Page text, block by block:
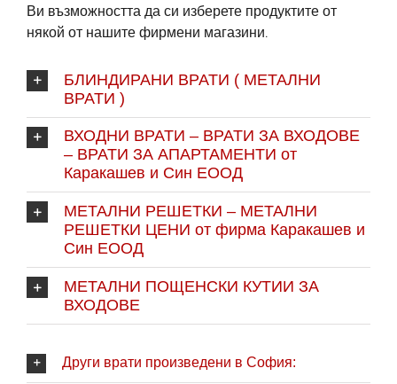
Ви възможността да си изберете продуктите от
някой от нашите фирмени магазини.
БЛИНДИРАНИ ВРАТИ ( МЕТАЛНИ
ВРАТИ )
ВХОДНИ ВРАТИ – ВРАТИ ЗА ВХОДОВЕ
– ВРАТИ ЗА АПАРТАМЕНТИ от
Каракашев и Син ЕООД
МЕТАЛНИ РЕШЕТКИ – МЕТАЛНИ
РЕШЕТКИ ЦЕНИ от фирма Каракашев и
Син EООД
МЕТАЛНИ ПОЩЕНСКИ КУТИИ ЗА
ВХОДОВЕ
Други врати произведени в София: